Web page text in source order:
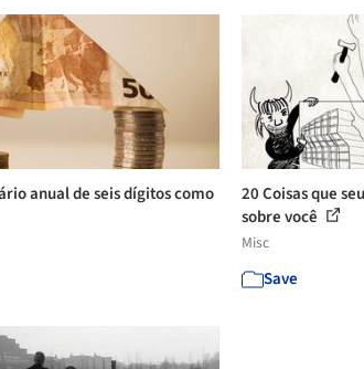
anual de seis dígitos como
20 Coisas que
sobre você
Misc
Save